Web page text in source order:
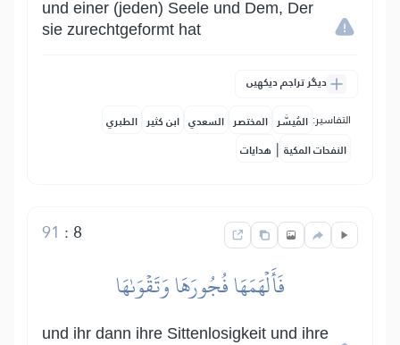
und einer (jeden) Seele und Dem, Der
sie zurechtgeformt hat
دیگر تراجم دیکھیں
التفاسير: المُيسَّر المختصر السعدي ابن كثير الطبري
النفحات المكية | هدايات
8
:
91
فَأَلۡهَمَهَا فُجُورَهَا وَتَقۡوَىٰهَا
und ihr dann ihre Sittenlosigkeit und ihre